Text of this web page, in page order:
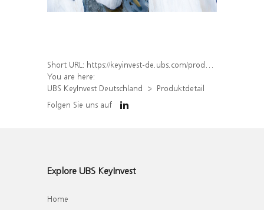
Short URL: https://keyinvest-de.ubs.com/produkt/detail/index/isin/DE000WA6EJF0
You are here:
UBS KeyInvest Deutschland
Produktdetail
Folgen Sie uns auf
Explore UBS KeyInvest
Home